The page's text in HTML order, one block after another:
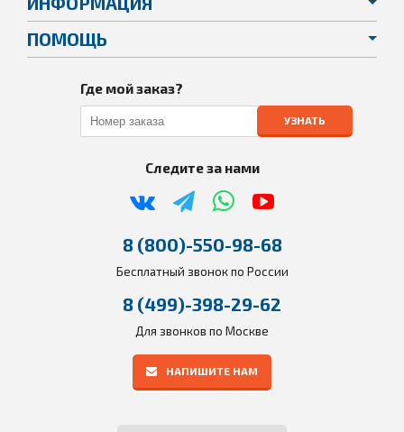
ПОМОЩЬ
Где мой заказ?
УЗНАТЬ
Следите за нами
8 (800)-550-98-68
Бесплатный звонок по России
8 (499)-398-29-62
Для звонков по Москве
НАПИШИТЕ НАМ